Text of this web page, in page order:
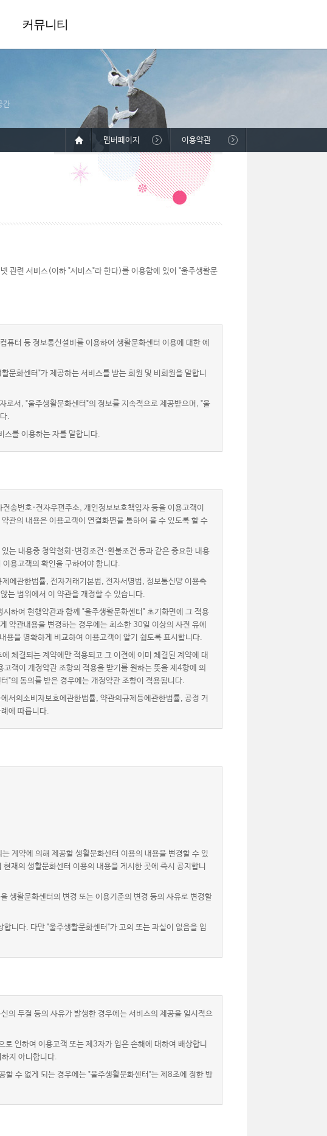
커뮤니티
간
멤버페이지 이용약관
관련 서비스(이하 "서비스"라 한다)를 이용함에 있어 "울주생활문
터 등 정보통신설비를 이용하여 생활문화센터 이용에 대한 예
문화센터"가 제공하는 서비스를 받는 회원 및 비회원을 말합니
로서, "울주생활문화센터"의 정보를 지속적으로 제공받으며, "울
.
스를 이용하는 자를 말합니다.
송번호·전자우편주소, 개인정보보호책임자 등을 이용고객이
관의 내용은 이용고객이 연결화면을 통하여 볼 수 있도록 할 수
는 내용중 청약철회·변경조건·환불조건 등과 같은 중요한 내용
용고객의 확인을 구하여야 합니다.
에관한법률, 전자거래기본법, 전자서명법, 정보통신망 이용촉
는 범위에서 이 약관을 개정할 수 있습니다.
하여 현행약관과 함께 "울주생활문화센터" 초기화면에 그 적용
약관내용을 변경하는 경우에는 최소한 30일 이상의 사전 유예
용을 명확하게 비교하여 이용고객이 알기 쉽도록 표시합니다.
체결되는 계약에만 적용되고 그 이전에 이미 체결된 계약에 대
객이 개정약관 조항의 적용을 받기를 원하는 뜻을 제4항에 의
"의 동의를 받은 경우에는 개정약관 조항이 적용됩니다.
서의소비자보호에관한법률, 약관의규제등에관한법률, 공정 거
에 따릅니다.
계약에 의해 제공할 생활문화센터 이용의 내용을 변경할 수 있
재의 생활문화센터 이용의 내용을 게시한 곳에 즉시 공지합니
생활문화센터의 변경 또는 이용기준의 변경 등의 사유로 변경할
니다. 다만 "울주생활문화센터"가 고의 또는 과실이 없음을 입
의 두절 등의 사유가 발생한 경우에는 서비스의 제공을 일시적으
인하여 이용고객 또는 제3자가 입은 손해에 대하여 배상합니
지 아니합니다.
수 없게 되는 경우에는 "울주생활문화센터"는 제8조에 정한 방